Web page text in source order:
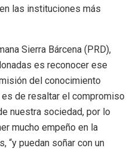
las instituciones más
Sierra Bárcena (PRD),
es reconocer ese
del conocimiento
de resaltar el compromiso
nuestra sociedad, por lo
mucho empeño en la
“y puedan soñar con un